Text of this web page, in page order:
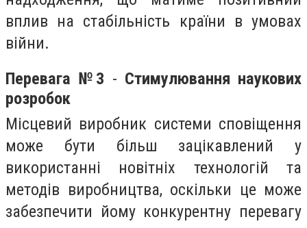
вплив на стабільність країни в умовах
війни.
Перевага №3 - Стимулювання наукових
розробок
Місцевий виробник системи сповіщення
може бути більш зацікавлений у
використанні новітніх технологій та
методів виробництва, оскільки це може
забезпечити йому конкурентну перевагу